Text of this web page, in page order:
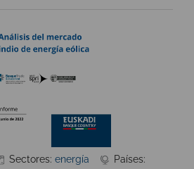
Sectores: energía
Países: